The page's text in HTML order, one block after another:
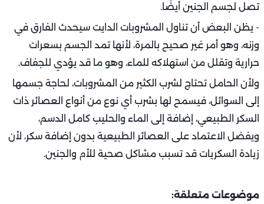
تصل لجسم الجنين أيضًا.
- يظن البعض أن تناول المشروبات الدايت سيحدث الفارق في
وزنه، وهو أمر غير صحيح بالمرة، لأنها تمد الجسم بسعرات
حرارية وتقلل من استهلاكه للماء، وهو ما قد يؤدي للجفاف.
ولأن الحامل تحتاج لشرب الكثير من المشروبات، لحاجة جسمها
إلى السوائل، فيسمح لها بشرب أي نوع من أنواع العصائر ذات
السكر الطبيعي، إضافة إلى الماء والحليب كامل الدسم،
ويفضل الاعتماد على العصائر الطبيعية بدون إضافة سكر، لأن
زيادة السكريات قد تسبب مشاكل صحية للأم والجنين.
موضوعات متعلقة: